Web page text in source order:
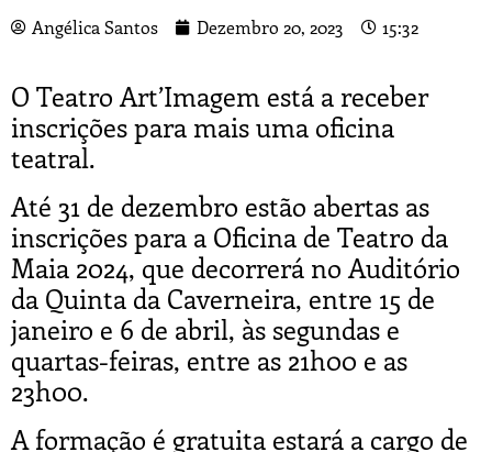
Angélica Santos Dezembro 20, 2023 15:32
O Teatro Art’Imagem está a receber
inscrições para mais uma oficina
teatral.
Até 31 de dezembro estão abertas as
inscrições para a Oficina de Teatro da
Maia 2024, que decorrerá no Auditório
da Quinta da Caverneira, entre 15 de
janeiro e 6 de abril, às segundas e
quartas-feiras, entre as 21h00 e as
23h00.
A formação é gratuita estará a cargo de